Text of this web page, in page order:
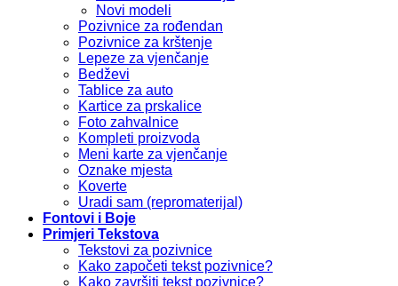
Novi modeli
Pozivnice za rođendan
Pozivnice za krštenje
Lepeze za vjenčanje
Bedževi
Tablice za auto
Kartice za prskalice
Foto zahvalnice
Kompleti proizvoda
Meni karte za vjenčanje
Oznake mjesta
Koverte
Uradi sam (repromaterijal)
Fontovi i Boje
Primjeri Tekstova
Tekstovi za pozivnice
Kako započeti tekst pozivnice?
Kako završiti tekst pozivnice?